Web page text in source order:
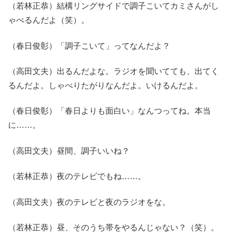
（若林正恭）結構リングサイドで調子こいてカミさんがし
ゃべるんだよ（笑）。
（春日俊彰）「調子こいて」ってなんだよ？
（高田文夫）出るんだよな。ラジオを聞いてても、出てく
るんだよ。しゃべりたがりなんだよ。いけるんだよ。
（春日俊彰）「春日よりも面白い」なんつってね。本当
に……。
（高田文夫）昼間、調子いいね？
（若林正恭）夜のテレビでもね……。
（高田文夫）夜のテレビと夜のラジオをな。
（若林正恭）昼、そのうち帯をやるんじゃない？（笑）。